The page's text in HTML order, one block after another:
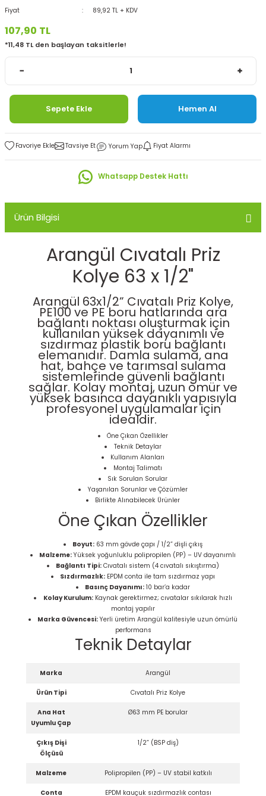
Fiyat
89,92 TL + KDV
107,90 TL
*11,48 TL den başlayan taksitlerle!
Sepete Ekle Hemen Al
Tavsiye Et Yorum Yap Fiyat Alarmı
Whatsapp Destek Hattı
Ürün Bilgisi
Arangül Cıvatalı Priz
Kolye 63 x 1/2"
Arangül 63x1/2” Cıvatalı Priz Kolye,
PE100 ve PE boru hatlarında ara
bağlantı noktası oluşturmak için
kullanılan yüksek dayanımlı ve
sızdırmaz plastik boru bağlantı
elemanıdır. Damla sulama, ana
hat, bahçe ve tarımsal sulama
sistemlerinde güvenli bağlantı
sağlar. Kolay montaj, uzun ömür ve
yüksek basınca dayanıklı yapısıyla
profesyonel uygulamalar için
idealdir.
Öne Çıkan Özellikler
Teknik Detaylar
Kullanım Alanları
Montaj Talimatı
Sık Sorulan Sorular
Yaşanılan Sorunlar ve Çözümler
Birlikte Alınabilecek Ürünler
Öne Çıkan Özellikler
Boyut: 63 mm gövde çapı / 1/2” dişli çıkış
Malzeme: Yüksek yoğunluklu polipropilen (PP) – UV dayanımlı
Bağlantı Tipi: Cıvatalı sistem (4 cıvatalı sıkıştırma)
Sızdırmazlık: EPDM conta ile tam sızdırmaz yapı
Basınç Dayanımı: 10 bar’a kadar
Kolay Kurulum:Kaynak gerektirmez; cıvatalar sıkılarak hızlı
montaj yapılır
Marka Güvencesi: Yerli üretim Arangül kalitesiyle uzun ömürlü
performans
Teknik Detaylar
Marka Arangül
Ürün Tipi Cıvatalı Priz Kolye
Ana Hat
Uyumlu Çap
Ø63 mm PE borular
Çıkış Dişi
Ölçüsü
1/2” (BSP diş)
Malzeme Polipropilen (PP) – UV stabil katkılı
Conta EPDM kauçuk sızdırmazlık contası